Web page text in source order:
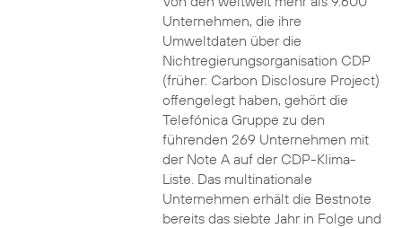
Unternehmen, die ihre
Umweltdaten über die
Nichtregierungsorganisation CDP
(früher: Carbon Disclosure Project)
offengelegt haben, gehört die
Telefónica Gruppe zu den
führenden 269 Unternehmen mit
der Note A auf der CDP-Klima-
Liste. Das multinationale
Unternehmen erhält die Bestnote
bereits das siebte Jahr in Folge und